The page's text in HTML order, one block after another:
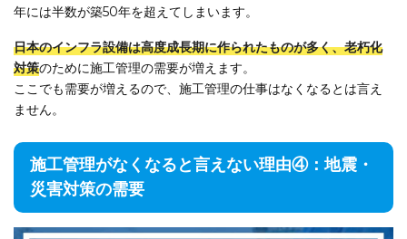
年には半数が築50年を超えてしまいます。
日本のインフラ設備は高度成長期に作られたものが多く、老朽化
対策のために施工管理の需要が増えます。
ここでも需要が増えるので、施工管理の仕事はなくなるとは言え
ません。
施工管理がなくなると言えない理由④：地震・
災害対策の需要